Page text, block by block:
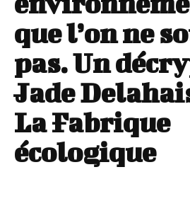
que l’on ne
pas. Un
Jade
La Fabrique
écologique